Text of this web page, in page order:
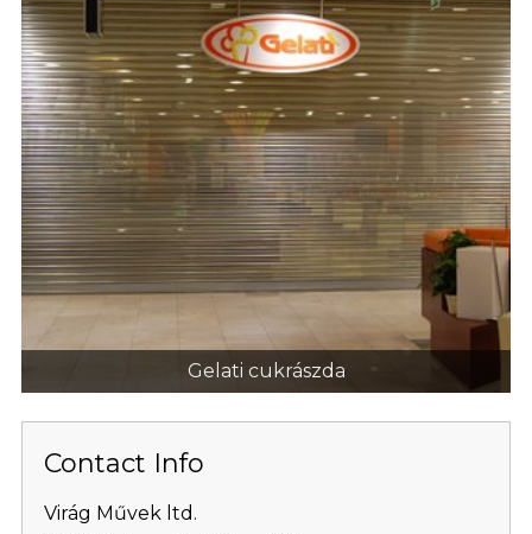
Gelati cukrászda
Contact Info
Virág Művek ltd.